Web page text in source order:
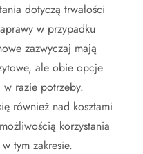
dotyczą trwałości
w przypadku
zazwyczaj mają
ale obie opcje
razie potrzeby.
również nad kosztami
korzystania
tym zakresie.